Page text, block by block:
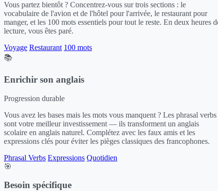
Vous partez bientôt ? Concentrez-vous sur trois sections : le
vocabulaire de l'avion et de l'hôtel pour l'arrivée, le restaurant pour
manger, et les 100 mots essentiels pour tout le reste. En deux heures
lecture, vous êtes paré.
Voyage Restaurant 100 mots
📚
Enrichir son anglais
Progression durable
Vous avez les bases mais les mots vous manquent ? Les phrasal verbs
sont votre meilleur investissement — ils transforment un anglais
scolaire en anglais naturel. Complétez avec les faux amis et les
expressions clés pour éviter les pièges classiques des francophones.
Phrasal Verbs Expressions Quotidien
🎯
Besoin spécifique